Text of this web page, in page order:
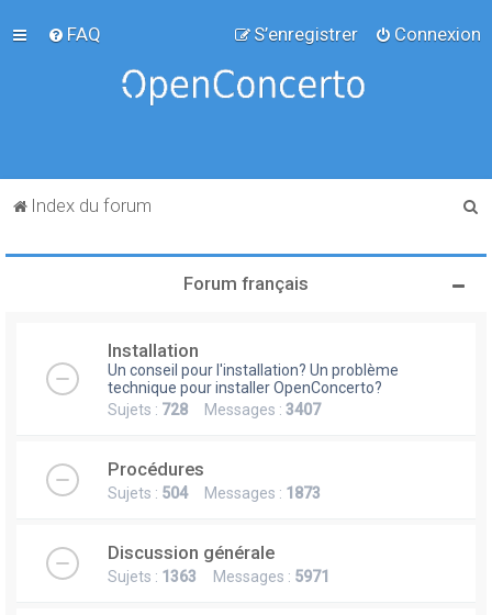
FAQ Connexion
S’enregistrer
Index du forum
Forum français
Installation
Un conseil pour l'installation? Un problème
technique pour installer OpenConcerto?
Sujets : 728 Messages : 3407
Procédures
Sujets : 504Messages : 1873
Discussion générale
Sujets : 1363 Messages : 5971